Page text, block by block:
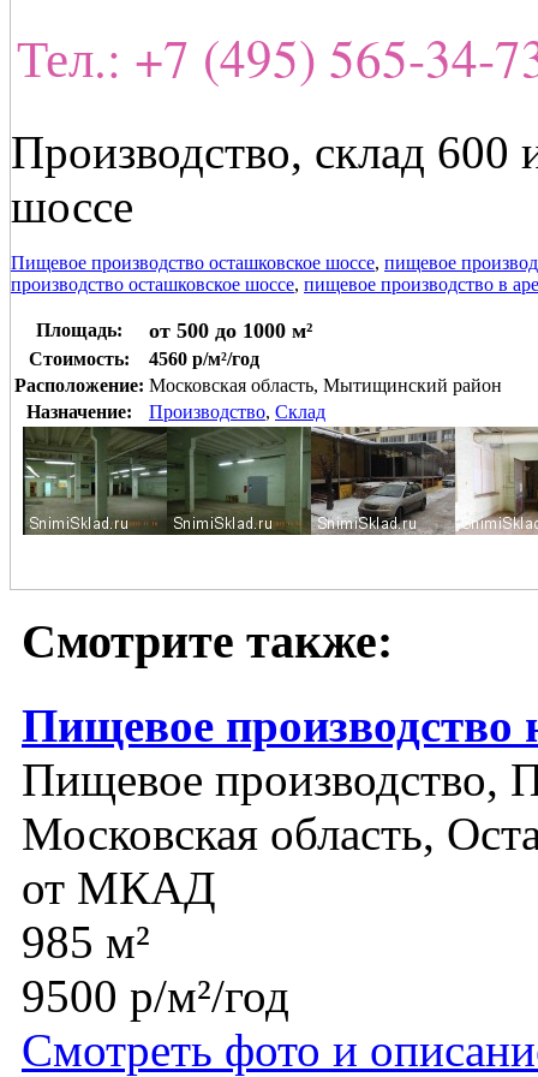
Тел.: +7 (495) 565-34-
Производство, склад
шоссе
Пищевое производство осташковское шоссе, пищевое
производство осташковское шоссе, пищевое производство в
Площадь: от 500 до 1000 м²
Стоимость:
4560 р/м²/год
Расположение: Московская область, Мытищинский район
Назначение:
Производство, Склад
Смотрите также:
Пищевое
Пищевое производство,
Московская область,
от МКАД
985 м²
9500 р/м²/год
Смотреть фото и